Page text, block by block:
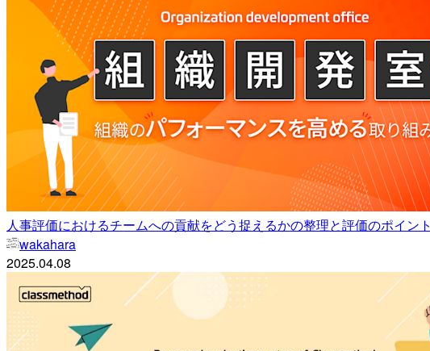
人事評価におけるチームへの貢献をどう捉えるかの整理と評価のポイント
wakahara
2025.04.08